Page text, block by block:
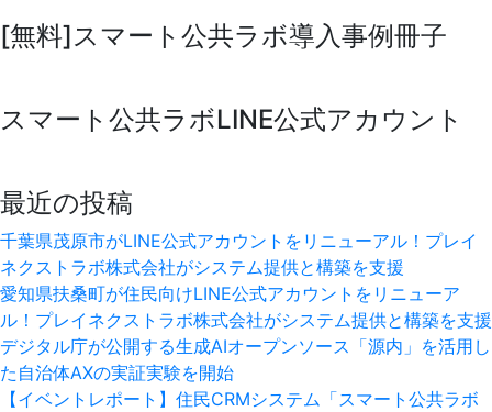
[無料]スマート公共ラボ導入事例冊子
スマート公共ラボLINE公式アカウント
最近の投稿
千葉県茂原市がLINE公式アカウントをリニューアル！プレイ
ネクストラボ株式会社がシステム提供と構築を支援
愛知県扶桑町が住民向けLINE公式アカウントをリニューア
ル！プレイネクストラボ株式会社がシステム提供と構築を支援
デジタル庁が公開する生成AIオープンソース「源内」を活用し
た自治体AXの実証実験を開始
【イベントレポート】住民CRMシステム「スマート公共ラボ